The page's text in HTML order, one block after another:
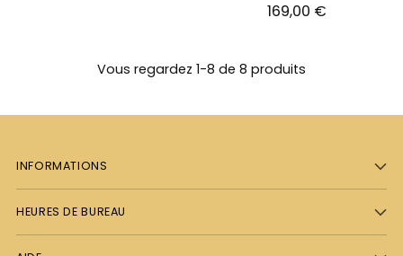
169,00 €
Vous regardez 1-8 de 8 produits
INFORMATIONS
HEURES DE BUREAU